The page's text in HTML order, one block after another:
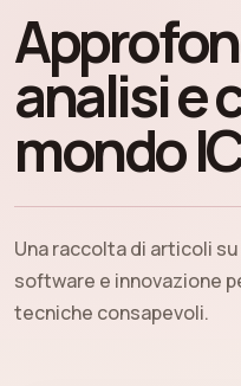
analisi e
mondo
Una raccolta di articoli
software e innovazione
tecniche consapevoli.